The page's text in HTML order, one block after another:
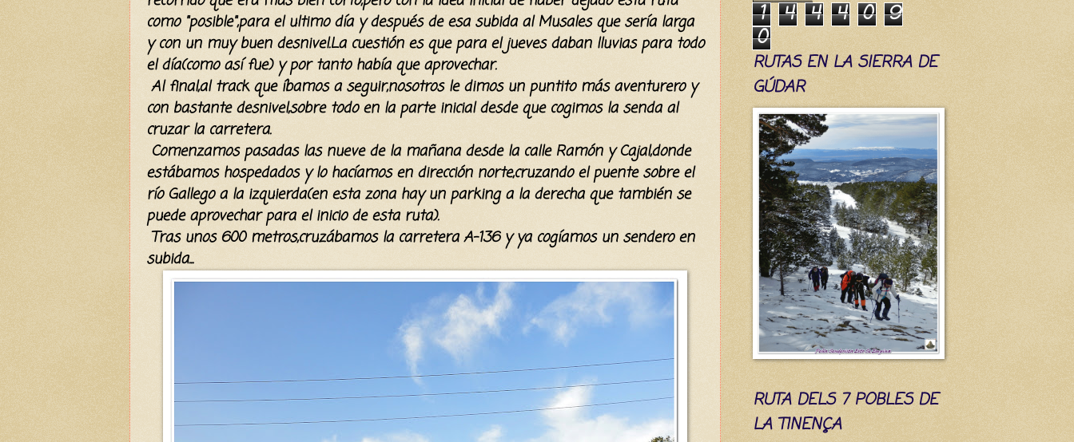
como "posible",para el ultimo día y después de esa subida al Musales que sería larga
y con un muy buen desnivel.La cuestión es que para el jueves daban lluvias para todo
el día(como así fue) y por tanto había que aprovechar.
Al final,al track que íbamos a seguir,nosotros le dimos un puntito más aventurero y
con bastante desnivel,sobre todo en la parte inicial desde que cogimos la senda al
cruzar la carretera.
Comenzamos pasadas las nueve de la mañana desde la calle Ramón y Cajal,donde
estábamos hospedados y lo hacíamos en dirección norte,cruzando el puente sobre el
río Gallego a la izquierda(en esta zona hay un parking a la derecha que también se
puede aprovechar para el inicio de esta ruta).
Tras unos 600 metros,cruzábamos la carretera A-136 y ya cogíamos un sendero en
subida...
1 4 4 4 0 9
0
RUTAS EN LA SIERRA DE
GÚDAR
RUTA DELS 7 POBLES DE
LA TINENÇA